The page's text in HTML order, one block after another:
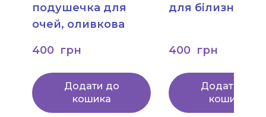
подушечка для
очей, оливкова
400  грн
Додати до
кошика
для білизни
400  грн
Додати до
кошика